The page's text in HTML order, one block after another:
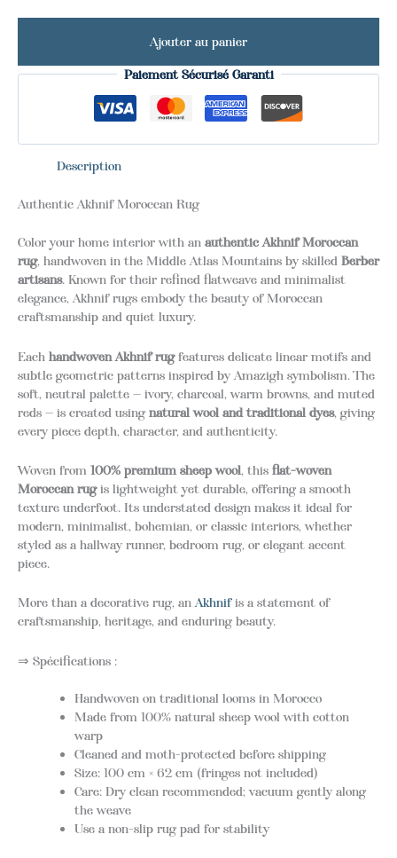
Ajouter au panier
Paiement Sécurisé Garanti
Description
Authentic Akhnif Moroccan Rug
Color your home interior with an authentic Akhnif Moroccan
rug, handwoven in the Middle Atlas Mountains by skilled Berber
artisans. Known for their refined flatweave and minimalist
elegance, Akhnif rugs embody the beauty of Moroccan
craftsmanship and quiet luxury.
Each handwoven Akhnif rugfeatures delicate linear motifs and
subtle geometric patterns inspired by Amazigh symbolism. The
soft, neutral palette — ivory, charcoal, warm browns, and muted
reds — is created using natural wool and traditional dyes, giving
every piece depth, character, and authenticity.
Woven from 100% premium sheep wool, this flat-woven
Moroccan rugis lightweight yet durable, offering a smooth
texture underfoot. Its understated design makes it ideal for
modern, minimalist, bohemian, or classic interiors, whether
styled as a hallway runner, bedroom rug, or elegant accent
piece.
More than a decorative rug, anAkhnifis a statement of
craftsmanship, heritage, and enduring beauty.
⇒ Spécifications :
Handwoven on traditional looms in Morocco
Made from 100% natural sheep wool with cotton
warp
Cleaned and moth-protected before shipping
Size: 100 cm × 62 cm (fringes not included)
Care: Dry clean recommended; vacuum gently along
the weave
Use a non-slip rug pad for stability